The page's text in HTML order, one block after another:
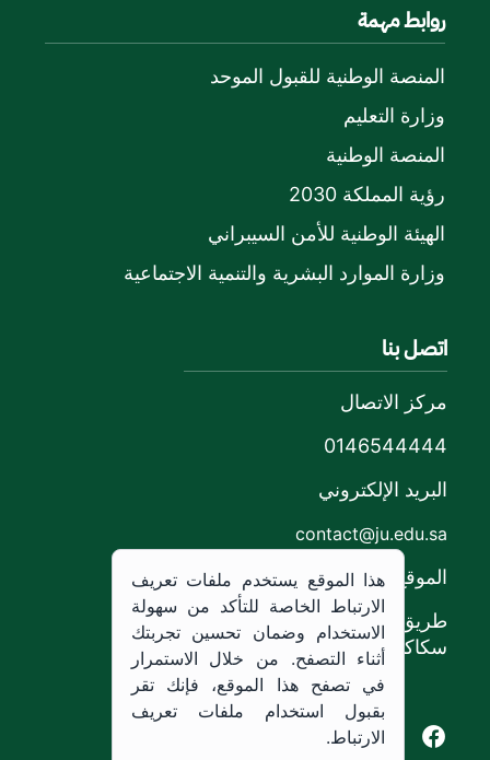
روابط مهمة
المنصة الوطنية للقبول الموحد
وزارة التعليم
المنصة الوطنية
رؤية المملكة 2030
الهيئة الوطنية للأمن السيبراني
وزارة الموارد البشرية والتنمية الاجتماعية
اتصل بنا
مركز الاتصال
0146544444
البريد الإلكتروني
contact@ju.edu.sa
الموقع
طريق الملك خالد،
سكاكا, المملكة العربية السعودية.
Facebook of Jouf University
X of Jouf University
هذا الموقع يستخدم ملفات تعريف
الارتباط الخاصة للتأكد من سهولة
الاستخدام وضمان تحسين تجربتك
أثناء التصفح. من خلال الاستمرار
في تصفح هذا الموقع، فإنك تقر
بقبول استخدام ملفات تعريف
الارتباط.